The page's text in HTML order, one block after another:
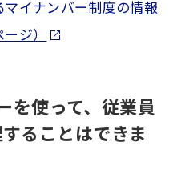
イナンバー制度の情報
ジ）
を使って、従業員
ることはできま